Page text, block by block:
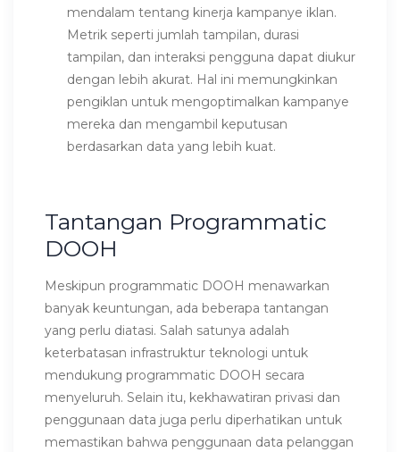
mendalam tentang kinerja kampanye iklan.
Metrik seperti jumlah tampilan, durasi
tampilan, dan interaksi pengguna dapat diukur
dengan lebih akurat. Hal ini memungkinkan
pengiklan untuk mengoptimalkan kampanye
mereka dan mengambil keputusan
berdasarkan data yang lebih kuat.
Tantangan Programmatic
DOOH
Meskipun programmatic DOOH menawarkan
banyak keuntungan, ada beberapa tantangan
yang perlu diatasi. Salah satunya adalah
keterbatasan infrastruktur teknologi untuk
mendukung programmatic DOOH secara
menyeluruh. Selain itu, kekhawatiran privasi dan
penggunaan data juga perlu diperhatikan untuk
memastikan bahwa penggunaan data pelanggan